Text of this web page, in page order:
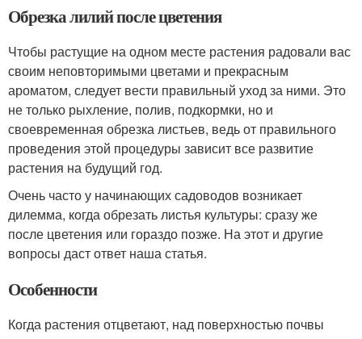
Обрезка лилий после цветения
Чтобы растущие на одном месте растения радовали вас
своим неповторимыми цветами и прекрасным
ароматом, следует вести правильный уход за ними. Это
не только рыхление, полив, подкормки, но и
своевременная обрезка листьев, ведь от правильного
проведения этой процедуры зависит все развитие
растения на будущий год.
Очень часто у начинающих садоводов возникает
дилемма, когда обрезать листья культуры: сразу же
после цветения или гораздо позже. На этот и другие
вопросы даст ответ наша статья.
Особенности
Когда растения отцветают, над поверхностью почвы